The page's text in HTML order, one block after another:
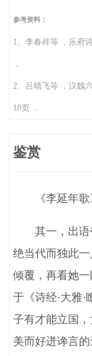
参考资料：
1、李春祥等 ．乐府
．
2、吕晴飞等 ．汉魏
18页 ．
鉴赏
《李延年歌
其一，出语
绝当代而独此
倾覆，再看她
于《诗经·大雅
子有才能立国
美而好迸谗言